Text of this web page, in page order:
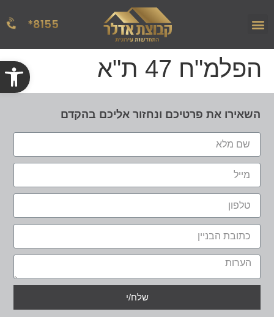
8155*
הפלמ"ח 47 ת"א
השאירו את פרטיכם ונחזור אליכם בהקדם
שלח/י